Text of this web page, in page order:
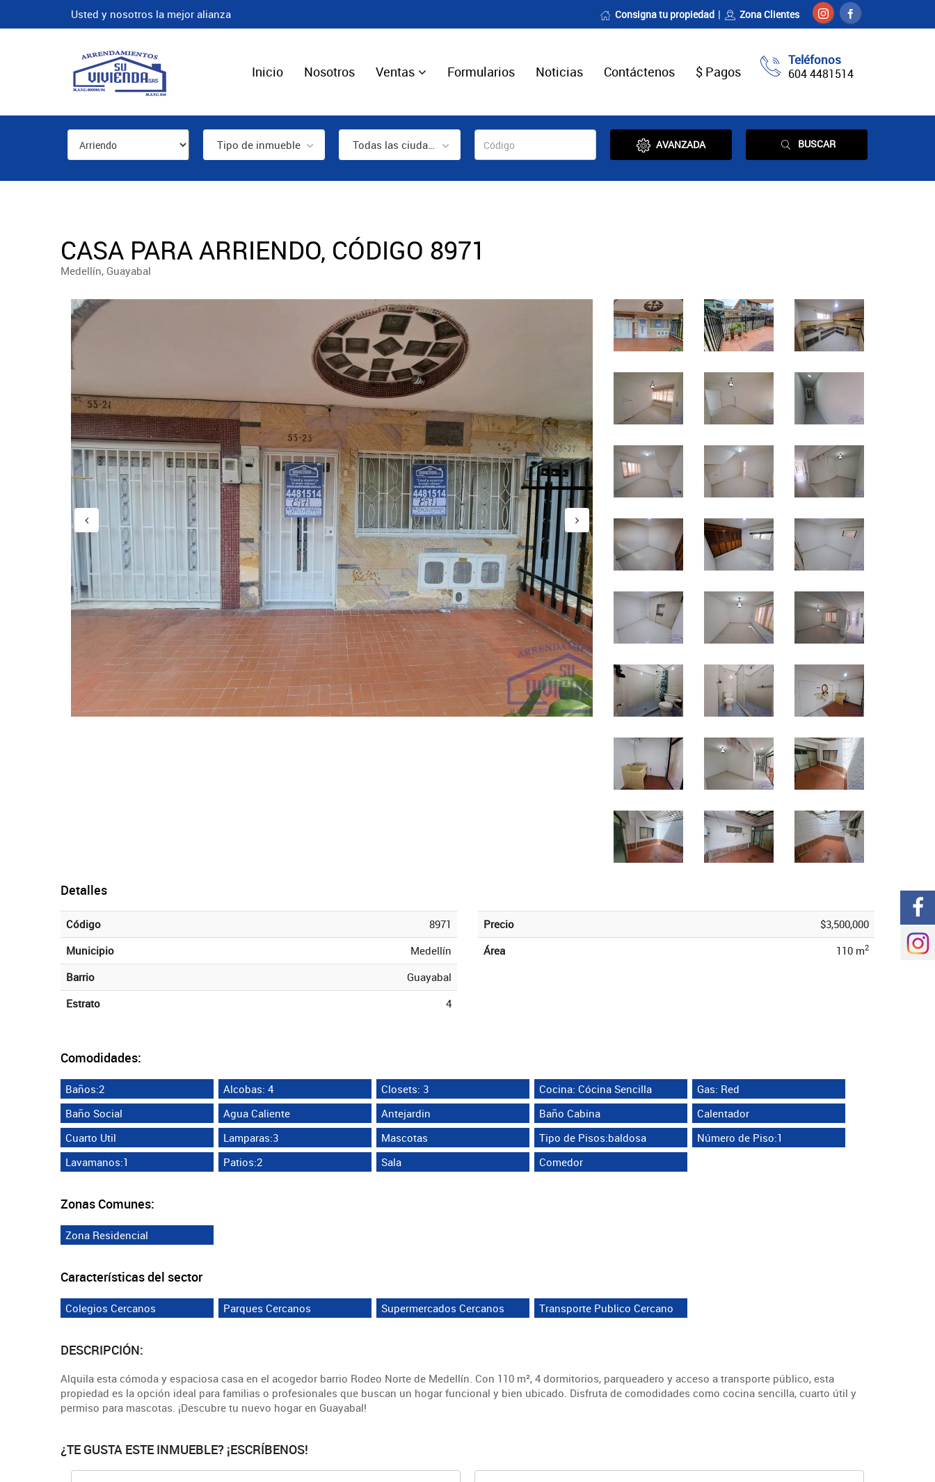
Usted y nosotros la mejor alianza Consigna tu propiedad Zona Clientes
Teléfonos
604 4481514
Inicio Nosotros Ventas Formularios Noticias Contáctenos $ Pagos
Tipo de inmueble Todas las ciudades AVANZADA BUSCAR
CASA PARA ARRIENDO, CÓDIGO 8971
Medellín, Guayabal
Detalles
Código
8971
Municipio
Medellín
Barrio
Guayabal
Estrato
4
Precio
$3,500,000
Área
110 m2
Comodidades:
Baños:2 Alcobas: 4 Closets: 3 Cocina: Cócina Sencilla
Gas: Red
Baño Social
Agua Caliente Antejardin Baño Cabina
Calentador
Cuarto Util
Lamparas:3 Mascotas Tipo de Pisos:baldosa
Número de Piso:1
Lavamanos:1
Patios:2 Sala Comedor
Zonas Comunes:
Zona Residencial
Características del sector
Colegios Cercanos Parques Cercanos Supermercados Cercanos Transporte Publico Cercano
DESCRIPCIÓN:
Alquila esta cómoda y espaciosa casa en el acogedor barrio Rodeo Norte de Medellín. Con 110 m², 4 dormitorios, parqueadero y acceso a transporte público, esta
propiedad es la opción ideal para familias o profesionales que buscan un hogar funcional y bien ubicado. Disfruta de comodidades como cocina sencilla, cuarto útil y
permiso para mascotas. ¡Descubre tu nuevo hogar en Guayabal!
¿TE GUSTA ESTE INMUEBLE? ¡ESCRÍBENOS!